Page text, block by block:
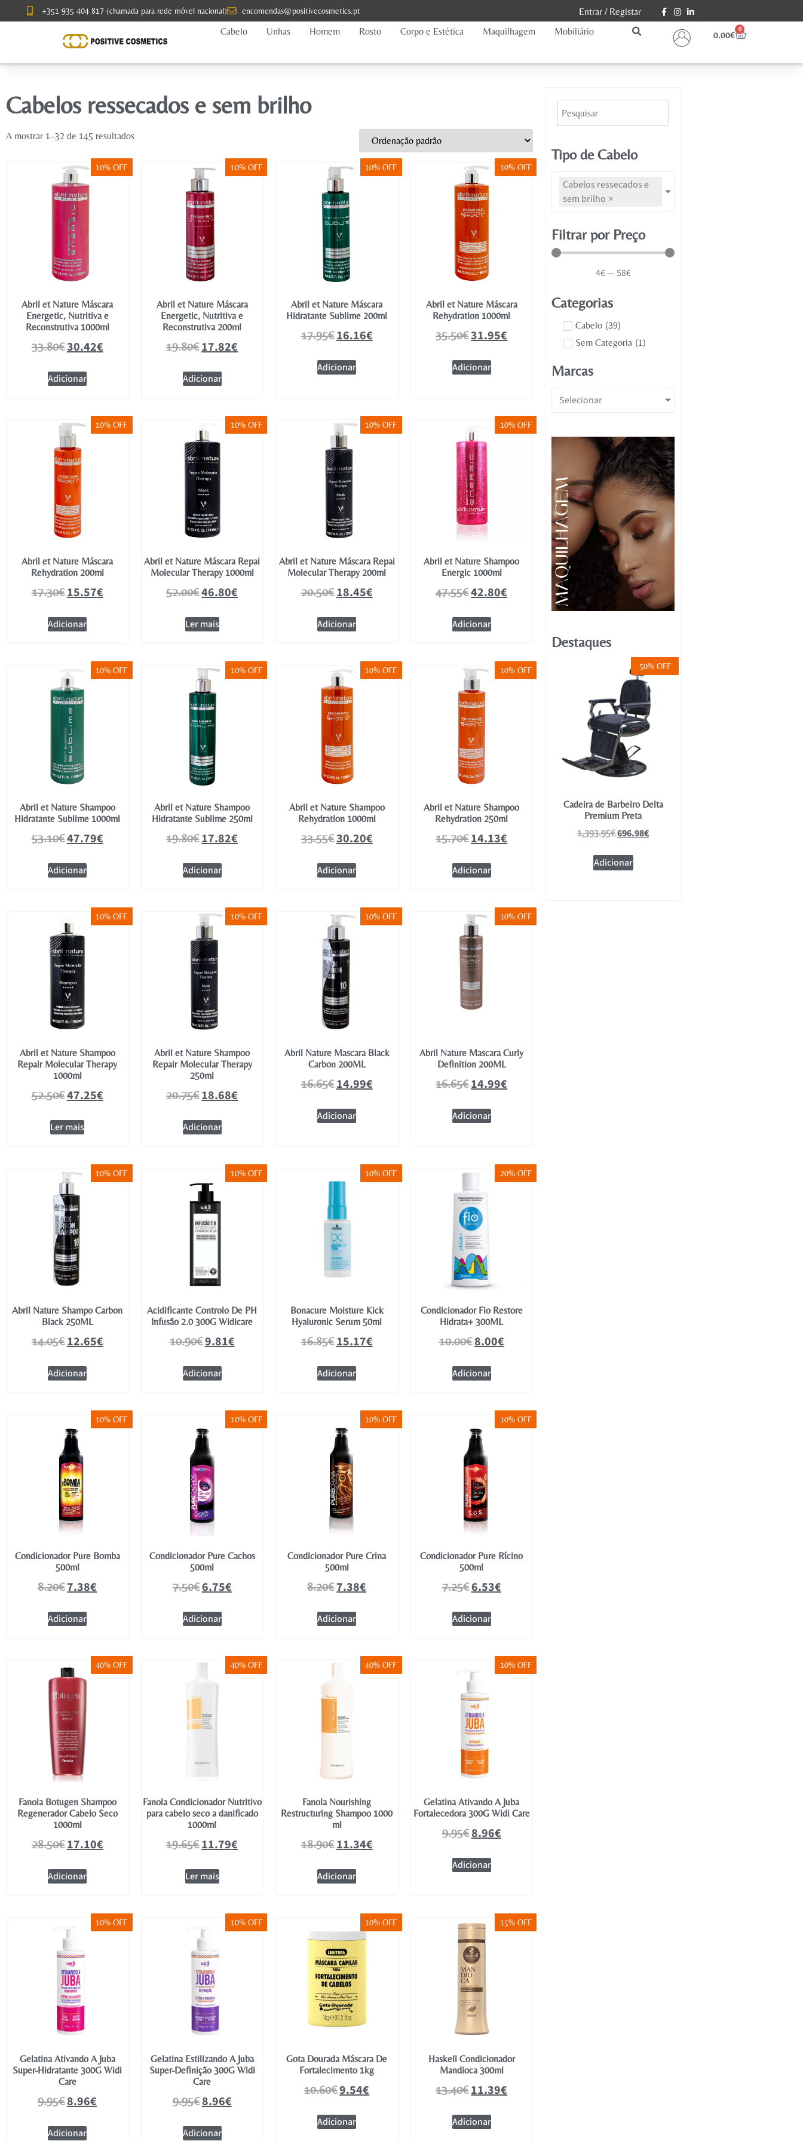
+351 935 404 817 (chamada para rede móvel nacional) encomendas@positivecosmetics.pt Entrar/ Registar
Cabelo
Unhas Homem Rosto Corpo e Estética Maquilhagem Mobiliário 0.00€
0
Cabelos ressecados e sem brilho
A mostrar 1–32 de 145 resultados
10% OFF
Abril et Nature Máscara
Energetic, Nutritiva e
Reconstrutiva 1000ml
33.80€30.42€
Adicionar
10% OFF
Abril et Nature Máscara
Energetic, Nutritiva e
Reconstrutiva 200ml
19.80€17.82€
Adicionar
10% OFF
Abril et Nature Máscara
Hidratante Sublime 200ml
17.95€16.16€
Adicionar
10% OFF
Abril et Nature Máscara
Rehydration 1000ml
35.50€31.95€
Adicionar
10% OFF
Abril et Nature Máscara
Rehydration 200ml
17.30€15.57€
Adicionar
10% OFF
Abril et Nature Máscara Repai
Molecular Therapy 1000ml
52.00€46.80€
Ler mais
10% OFF
Abril et Nature Máscara Repai
Molecular Therapy 200ml
20.50€18.45€
Adicionar
10% OFF
Abril et Nature Shampoo
Energic 1000ml
47.55€42.80€
Adicionar
10% OFF
Abril et Nature Shampoo
Hidratante Sublime 1000ml
53.10€47.79€
Adicionar
10% OFF
Abril et Nature Shampoo
Hidratante Sublime 250ml
19.80€17.82€
Adicionar
10% OFF
Abril et Nature Shampoo
Rehydration 1000ml
33.55€30.20€
Adicionar
10% OFF
Abril et Nature Shampoo
Rehydration 250ml
15.70€14.13€
Adicionar
10% OFF
Abril et Nature Shampoo
Repair Molecular Therapy
1000ml
52.50€47.25€
Ler mais
10% OFF
Abril et Nature Shampoo
Repair Molecular Therapy
250ml
20.75€18.68€
Adicionar
10% OFF
Abril Nature Mascara Black
Carbon 200ML
16.65€14.99€
Adicionar
10% OFF
Abril Nature Mascara Curly
Definition 200ML
16.65€14.99€
Adicionar
10% OFF
Abril Nature Shampo Carbon
Black 250ML
14.05€12.65€
Adicionar
10% OFF
Acidificante Controlo De PH
Infusão 2.0 300G Widicare
10.90€9.81€
Adicionar
10% OFF
Bonacure Moisture Kick
Hyaluronic Serum 50ml
16.85€15.17€
Adicionar
20% OFF
Condicionador Fio Restore
Hidrata+ 300ML
10.00€8.00€
Adicionar
10% OFF
Condicionador Pure Bomba
500ml
8.20€7.38€
Adicionar
10% OFF
Condicionador Pure Cachos
500ml
7.50€6.75€
Adicionar
10% OFF
Condicionador Pure Crina
500ml
8.20€7.38€
Adicionar
10% OFF
Condicionador Pure Rícino
500ml
7.25€6.53€
Adicionar
40% OFF
Fanola Botugen Shampoo
Regenerador Cabelo Seco
1000ml
28.50€17.10€
Adicionar
40% OFF
Fanola Condicionador Nutritivo
para cabelo seco a danificado
1000ml
19.65€11.79€
Ler mais
40% OFF
Fanola Nourishing
Restructuring Shampoo 1000
ml
18.90€11.34€
Adicionar
10% OFF
Gelatina Ativando A Juba
Fortalecedora 300G Widi Care
9.95€8.96€
Adicionar
10% OFF
Gelatina Ativando A Juba
Super-Hidratante 300G Widi
Care
9.95€8.96€
Adicionar
10% OFF
Gelatina Estilizando A Juba
Super-Definição 300G Widi
Care
9.95€8.96€
Adicionar
10% OFF
Gota Dourada Máscara De
Fortalecimento 1kg
10.60€9.54€
Adicionar
15% OFF
Haskell Condicionador
Mandioca 300ml
13.40€11.39€
Adicionar
Tipo de Cabelo
Cabelos ressecados e
sem brilho ×
Filtrar por Preço
4€—58€
Categorias
Cabelo (39)
Sem Categoria (1)
Marcas
Selecionar
Destaques
50% OFF
Cadeira de Barbeiro Delta
Premium Preta
1,393.95€696.98€
Adicionar